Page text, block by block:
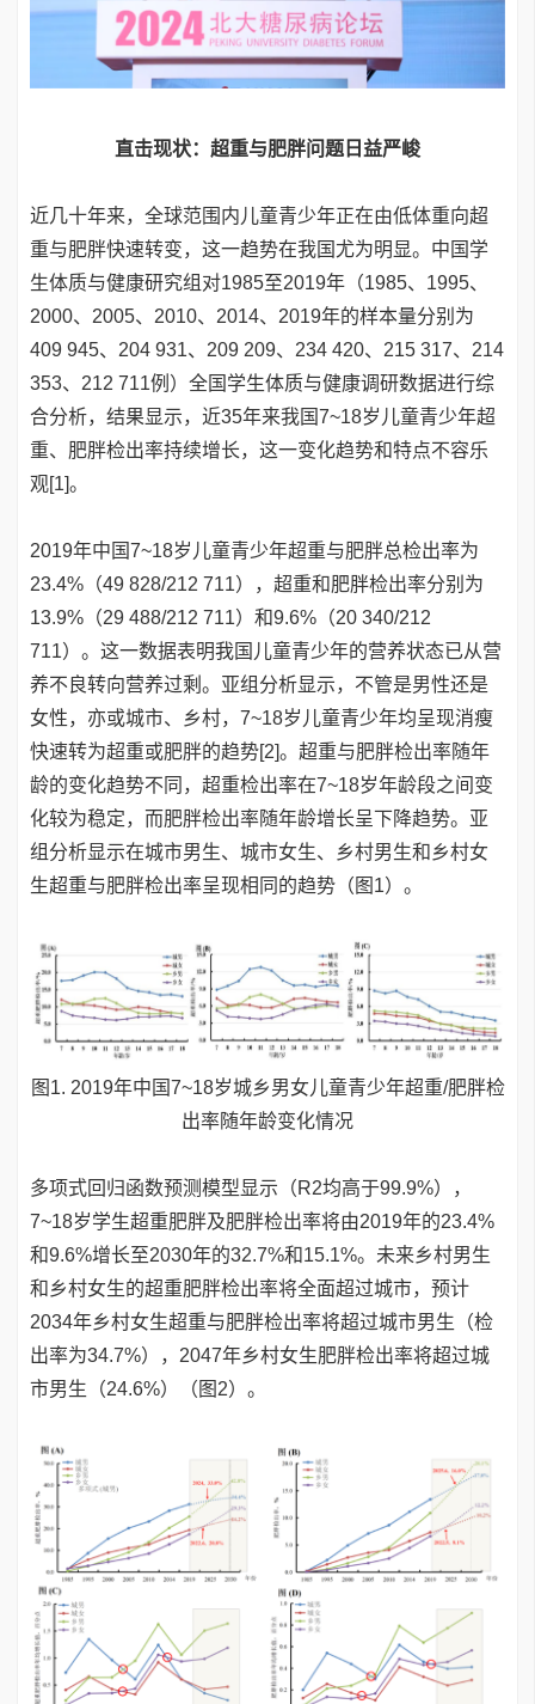
直击现状：超重与肥胖问题日益严峻
近几十年来，全球范围内儿童青少年正在由低体重向超
重与肥胖快速转变，这一趋势在我国尤为明显。中国学
生体质与健康研究组对1985至2019年（1985、1995、
2000、2005、2010、2014、2019年的样本量分别为
409 945、204 931、209 209、234 420、215 317、214
353、212 711例）全国学生体质与健康调研数据进行综
合分析，结果显示，近35年来我国7~18岁儿童青少年超
重、肥胖检出率持续增长，这一变化趋势和特点不容乐
观[1]。
2019年中国7~18岁儿童青少年超重与肥胖总检出率为
23.4%（49 828/212 711），超重和肥胖检出率分别为
13.9%（29 488/212 711）和9.6%（20 340/212
711）。这一数据表明我国儿童青少年的营养状态已从营
养不良转向营养过剩。亚组分析显示，不管是男性还是
女性，亦或城市、乡村，7~18岁儿童青少年均呈现消瘦
快速转为超重或肥胖的趋势[2]。超重与肥胖检出率随年
龄的变化趋势不同，超重检出率在7~18岁年龄段之间变
化较为稳定，而肥胖检出率随年龄增长呈下降趋势。亚
组分析显示在城市男生、城市女生、乡村男生和乡村女
生超重与肥胖检出率呈现相同的趋势（图1）。
图1. 2019年中国7~18岁城乡男女儿童青少年超重/肥胖检
出率随年龄变化情况
多项式回归函数预测模型显示（R2均高于99.9%），
7~18岁学生超重肥胖及肥胖检出率将由2019年的23.4%
和9.6%增长至2030年的32.7%和15.1%。未来乡村男生
和乡村女生的超重肥胖检出率将全面超过城市，预计
2034年乡村女生超重与肥胖检出率将超过城市男生（检
出率为34.7%），2047年乡村女生肥胖检出率将超过城
市男生（24.6%）（图2）。